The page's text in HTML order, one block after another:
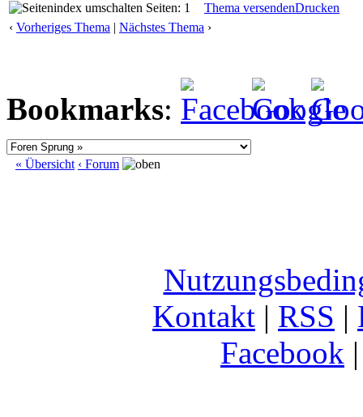
Seiten: 1 Thema versendenDrucken
‹ Vorheriges Thema | Nächstes Thema ›
Bookmarks:
« Übersicht ‹ Forum
Kontakt | RSS |
Facebook